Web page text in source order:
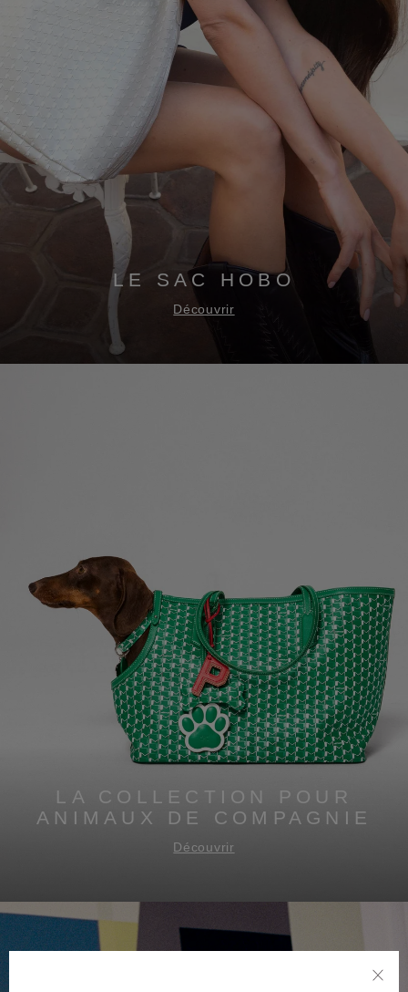
LE SAC HOBO
Découvrir
LA COLLECTION POUR
ANIMAUX DE COMPAGNIE
Découvrir